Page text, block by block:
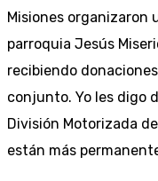
Misiones organizaron
parroquia Jesús
recibiendo
conjunto. Yo les digo
División Motorizada
están más